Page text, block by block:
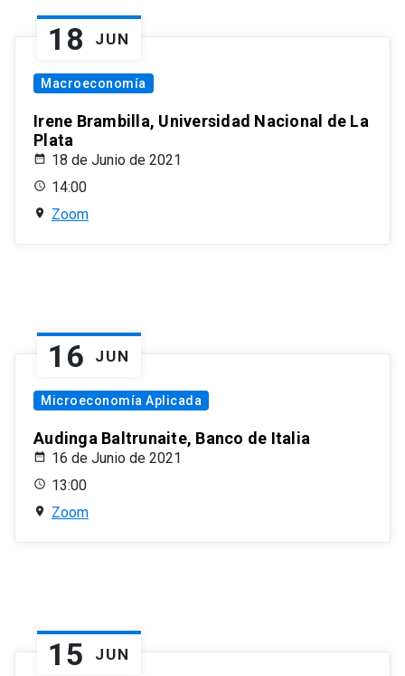
18 JUN
Macroeconomía
Irene Brambilla, Universidad Nacional de La
Plata
18 de Junio de 2021
14:00
Zoom
16 JUN
Microeconomía Aplicada
Audinga Baltrunaite, Banco de Italia
16 de Junio de 2021
13:00
Zoom
15 JUN